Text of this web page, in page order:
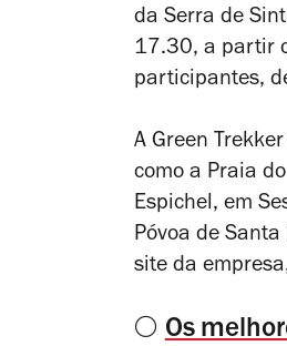
da Serra de
17.30, a partir
participantes,
A Green
como a Praia
Espichel, em
Póvoa de
site da
🌕 Os